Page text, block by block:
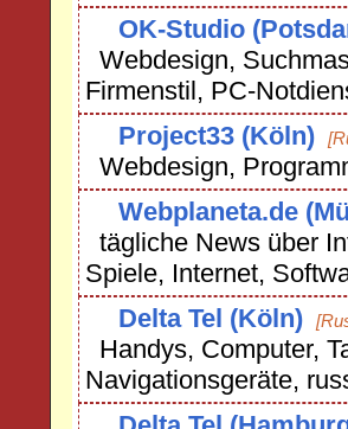
OK-Studio
Webdesign,
Firmenstil, PC-
Project33 (Köln)
Webdesign,
Webplaneta.de
tägliche News über
Spiele, Internet,
Delta Tel (Köln)
Handys, Computer,
Navigationsgeräte,